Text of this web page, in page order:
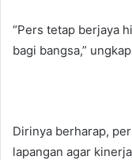
“Pers tetap berjaya
bagi bangsa,”
Dirinya berharap,
lapangan agar